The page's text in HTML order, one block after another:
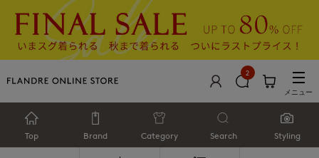
2
メニュー
Top Brand Category Search Styling